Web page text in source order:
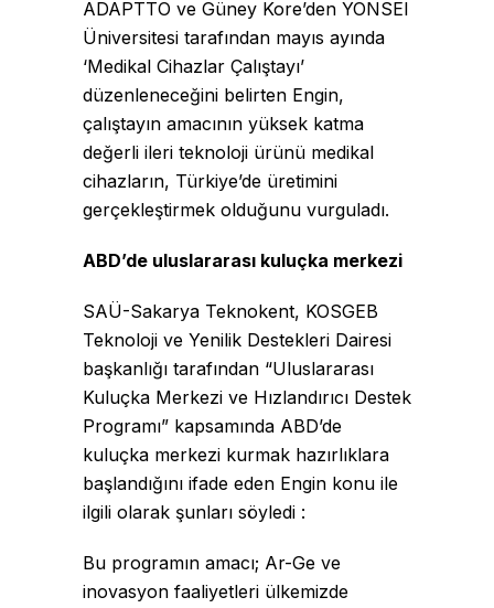
ADAPTTO ve Güney Kore’den YONSEI
Üniversitesi tarafından mayıs ayında
‘Medikal Cihazlar Çalıştayı’
düzenleneceğini belirten Engin,
çalıştayın amacının yüksek katma
değerli ileri teknoloji ürünü medikal
cihazların, Türkiye’de üretimini
gerçekleştirmek olduğunu vurguladı.
ABD’de uluslararası kuluçka merkezi
SAÜ-Sakarya Teknokent, KOSGEB
Teknoloji ve Yenilik Destekleri Dairesi
başkanlığı tarafından “Uluslararası
Kuluçka Merkezi ve Hızlandırıcı Destek
Programı” kapsamında ABD’de
kuluçka merkezi kurmak hazırlıklara
başlandığını ifade eden Engin konu ile
ilgili olarak şunları söyledi :
Bu programın amacı; Ar-Ge ve
inovasyon faaliyetleri ülkemizde